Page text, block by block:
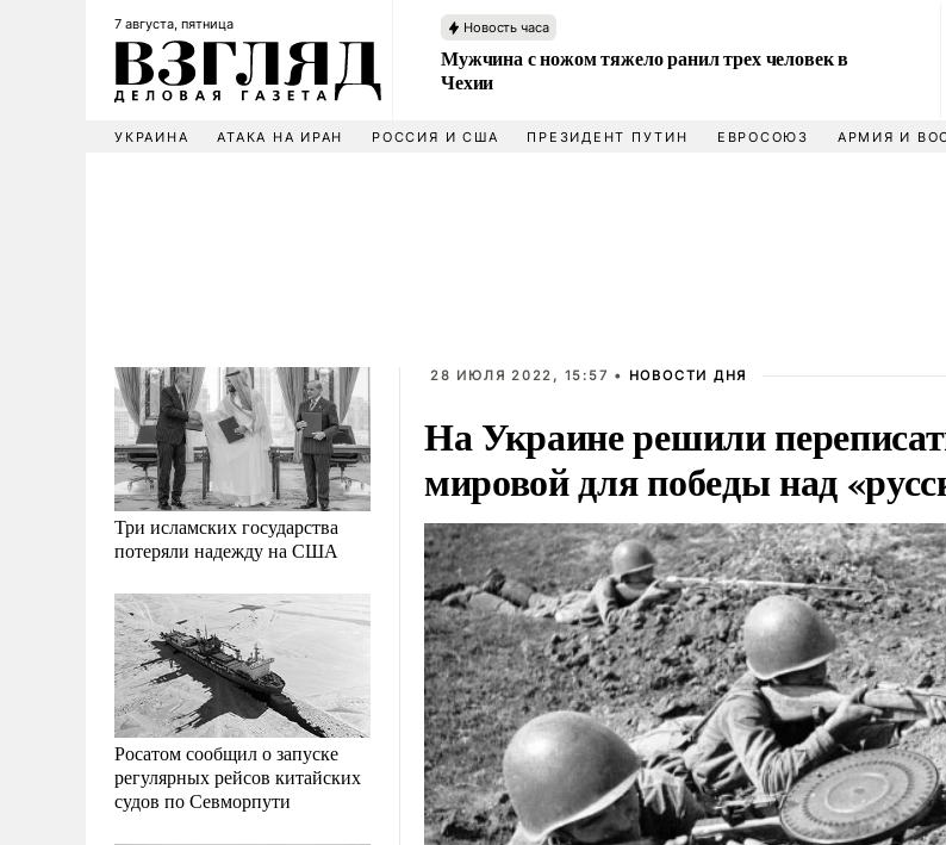
7 августа, пятница Новость часа
Мужчина с ножом тяжело ранил трех человек в
Чехии
УКРАИНА АТАКА НА ИРАН РОССИЯ И США ПРЕЗИДЕНТ ПУТИН ЕВРОСОЮЗ АРМИЯ И
Три исламских государства
потеряли надежду на США
Росатом сообщил о запуске
регулярных рейсов китайских
судов по Севморпути
28 ИЮЛЯ 2022, 15:57 • НОВОСТИ ДНЯ
На Украине решили
мировой для победы над